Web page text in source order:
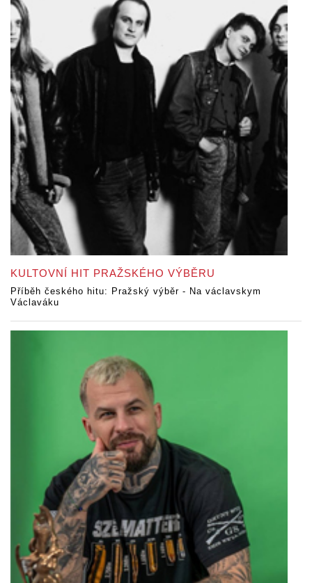
KULTOVNÍ HIT PRAŽSKÉHO VÝBĚRU
Příběh českého hitu: Pražský výběr - Na václavskym
Václaváku